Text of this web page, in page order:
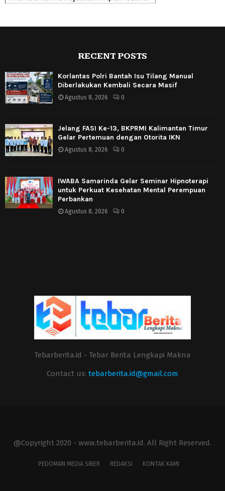
RECENT POSTS
Korlantas Polri Bantah Isu Tilang Manual
Diberlakukan Kembali Secara Masif
Agustus 8, 2026 0
Jelang FASI Ke-13, BKPRMI Kalimantan Timur
Gelar Pertemuan dengan Otorita IKN
Agustus 8, 2026 0
IWABA Samarinda Gelar Seminar Hipnoterapi
untuk Perkuat Kesehatan Mental Perempuan
Perbankan
Agustus 8, 2026 0
Tebarberita.id - Tebar Berita Lengkapi Makna
Contact us: tebarberita.id@gmail.com
@Copyright 2020 - www.tebarberita.id. All Right Reserved.
PEDOMAN MEDIA SIBER REDAKSI KONTAK KAMI